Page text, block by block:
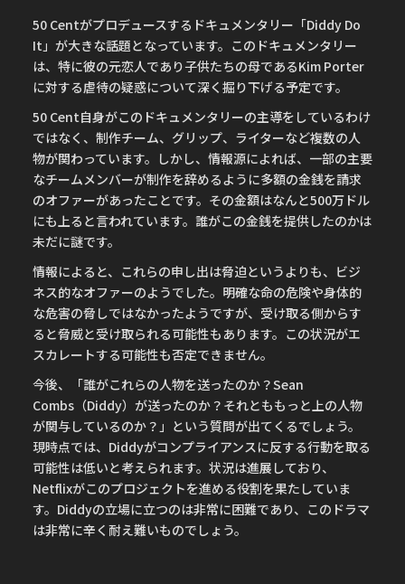
50 Centがプロデュースするドキュメンタリー「Diddy Do
It」が大きな話題となっています。このドキュメンタリー
は、特に彼の元恋人であり子供たちの母であるKim Porter
に対する虐待の疑惑について深く掘り下げる予定です。
50 Cent自身がこのドキュメンタリーの主導をしているわけ
ではなく、制作チーム、グリップ、ライターなど複数の人
物が関わっています。しかし、情報源によれば、一部の主要
なチームメンバーが制作を辞めるように多額の金銭を請求
のオファーがあったことです。その金額はなんと500万ドル
にも上ると言われています。誰がこの金銭を提供したのかは
未だに謎です。
情報によると、これらの申し出は脅迫というよりも、ビジ
ネス的なオファーのようでした。明確な命の危険や身体的
な危害の脅しではなかったようですが、受け取る側からす
ると脅威と受け取られる可能性もあります。この状況がエ
スカレートする可能性も否定できません。
今後、「誰がこれらの人物を送ったのか？Sean
Combs（Diddy）が送ったのか？それとももっと上の人物
が関与しているのか？」という質問が出てくるでしょう。
現時点では、Diddyがコンプライアンスに反する行動を取る
可能性は低いと考えられます。状況は進展しており、
Netflixがこのプロジェクトを進める役割を果たしていま
す。Diddyの立場に立つのは非常に困難であり、このドラマ
は非常に辛く耐え難いものでしょう。